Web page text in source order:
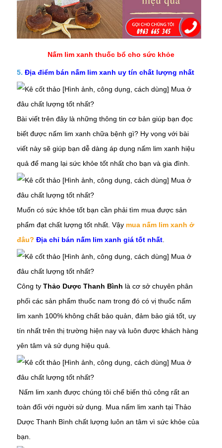
Nấm lim xanh thuốc bổ cho sức khỏe
5. Địa điểm bán nấm lim xanh uy tín chất lượng nhất
Bài viết trên đây là những thông tin cơ bản giúp bạn đọc
biết được nấm lim xanh chữa bệnh gì? Hy vọng với bài
viết này sẽ giúp bạn dễ dàng áp dụng nấm lim xanh hiệu
quả để mang lại sức khỏe tốt nhất cho bạn và gia đình.
Muốn có sức khỏe tốt bạn cần phải tìm mua được sản
phẩm đạt chất lượng tốt nhất. Vậy mua nấm lim xanh ở
đâu? Địa chỉ bán nấm lim xanh giá tốt nhất.
Công ty Thảo Dược Thanh Bình là cơ sở chuyên phân
phối các sản phẩm thuốc nam trong đó có vị thuốc nấm
lim xanh 100% không chất bảo quản, đảm bảo giá tốt, uy
tín nhất trên thị trường hiện nay và luôn được khách hàng
yên tâm và sử dụng hiệu quả.
Nấm lim xanh được chúng tôi chế biến thủ công rất an
toàn đối với người sử dụng. Mua nấm lim xanh tại Thảo
Dược Thanh Bình chất lượng luôn an tâm vì sức khỏe của
bạn.